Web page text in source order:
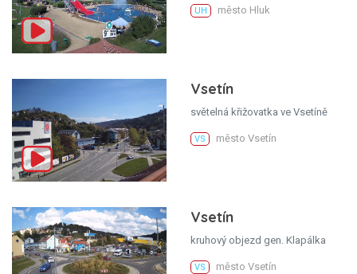
UH město Hluk
Vsetín
světelná křižovatka ve Vsetíně
VS město Vsetín
Vsetín
kruhový objezd gen. Klapálka
VS město Vsetín